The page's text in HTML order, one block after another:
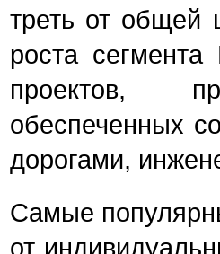
треть от
роста
проектов,
обеспеченных
дорогами,
Самые
от